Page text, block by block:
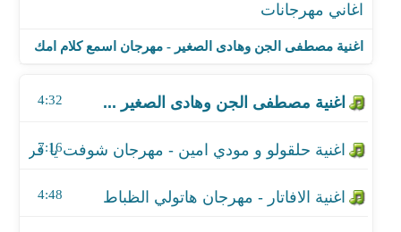
اغنية مصطفى الجن وهادى الصغير - مهرجان اسمع كلام امك
4:32
اغنية حلقولو و مودي امين - مهرجان شوفت يا فرده
7:16
اغنية الافاتار - مهرجان هاتولي الظباط
4:48
اغنية فارس حميدة - مهرجان مش بحبك لا سوري